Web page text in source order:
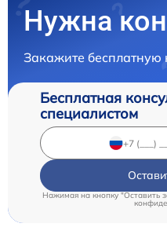
Нужна
Закажите бесплатную
Бесплатная
специалистом
Нажимая на кнопку "Оставить